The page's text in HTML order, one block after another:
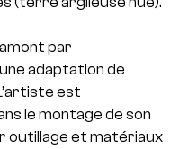
par
adaptation de
est
le montage de son
outillage et matériaux